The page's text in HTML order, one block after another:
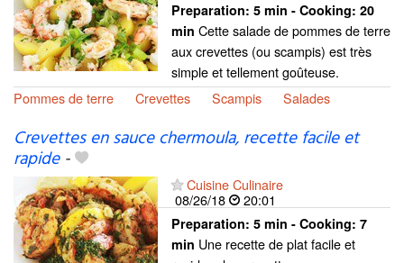
Preparation: 5 min - Cooking: 20
min Cette salade de pommes de terre
aux crevettes (ou scampis) est très
simple et tellement goûteuse.
Pommes de terre
Crevettes Scampis Salades
Crevettes en sauce chermoula, recette facile et
rapide-
Cuisine Culinaire
08/26/18
20:01
Preparation: 5 min - Cooking: 7
min Une recette de plat facile et